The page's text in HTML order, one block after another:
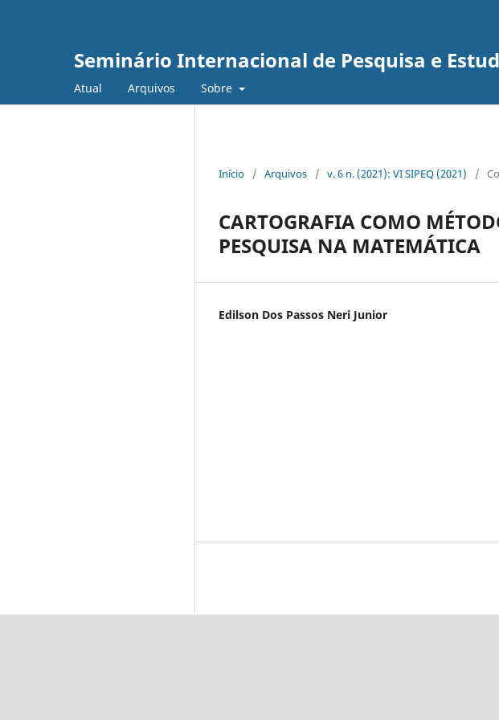
Seminário Internacional de Pesquisa e
Atual Arquivos Sobre
Início / Arquivos / v. 6 n. (2021): VI SIPEQ (2021) /
CARTOGRAFIA COMO
PESQUISA NA MATEMÁTICA
Edilson Dos Passos Neri Junior